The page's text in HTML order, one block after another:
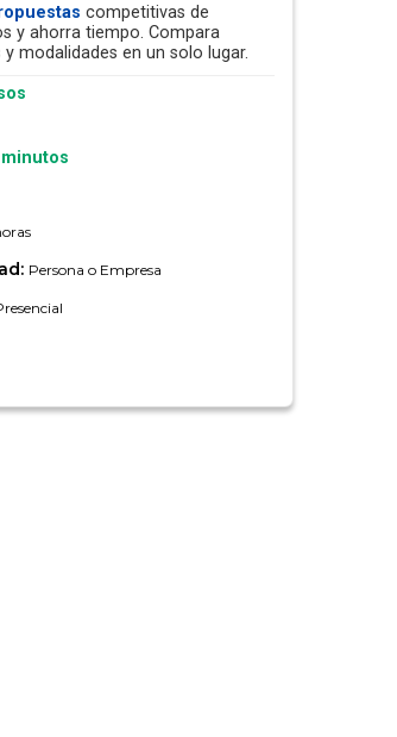
competitivas de
y ahorra tiempo. Compara
modalidades en un solo lugar.
Persona o Empresa